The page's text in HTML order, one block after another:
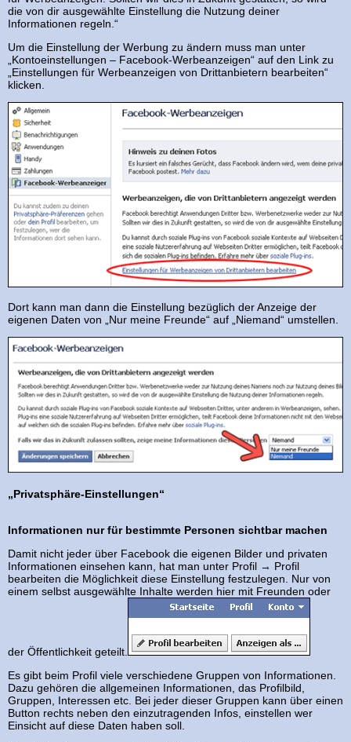
die von dir ausgewählte Einstellung die Nutzung deiner
Informationen regeln.“
Um die Einstellung der Werbung zu ändern muss man unter
„Kontoeinstellungen – Facebook-Werbeanzeigen“ auf den Link zu
„Einstellungen für Werbeanzeigen von Drittanbietern bearbeiten“
klicken.
Dort kann man dann die Einstellung bezüglich der Anzeige der
eigenen Daten von „Nur meine Freunde“ auf „Niemand“ umstellen.
„Privatsphäre-Einstellungen“
Informationen nur für bestimmte Personen sichtbar machen
Damit nicht jeder über Facebook die eigenen Bilder und privaten
Informationen einsehen kann, hat man unter Profil → Profil
bearbeiten die Möglichkeit diese Einstellung festzulegen. Nur von
einem selbst ausgewählte Inhalte werden hier mit Freunden oder
der Öffentlichkeit geteilt.
Es gibt beim Profil viele verschiedene Gruppen von Informationen.
Dazu gehören die allgemeinen Informationen, das Profilbild,
Gruppen, Interessen etc. Bei jeder dieser Gruppen kann über einen
Button rechts neben den einzutragenden Infos, einstellen wer
Einsicht auf diese Daten haben soll.